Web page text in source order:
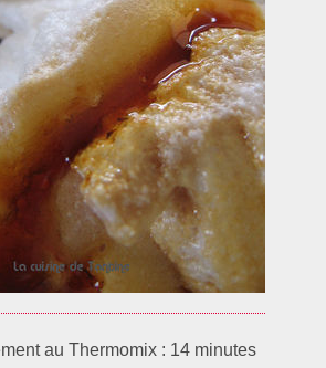
au Thermomix : 14 minutes